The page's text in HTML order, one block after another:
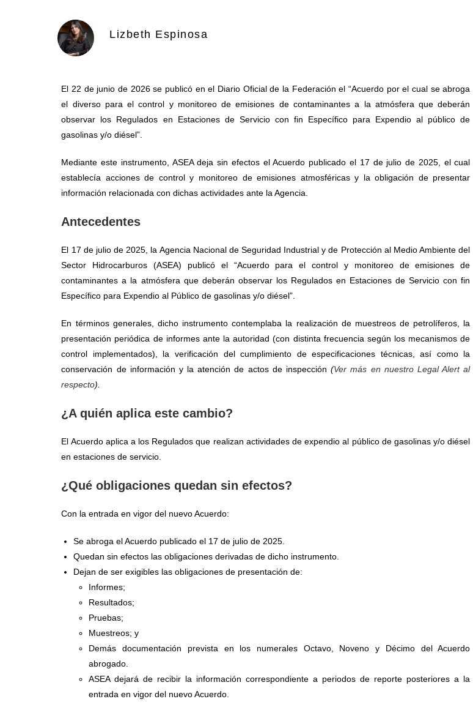
Lizbeth Espinosa
El 22 de junio de 2026 se publicó en el Diario Oficial de la Federación el “Acuerdo por el cual se abroga
el diverso para el control y monitoreo de emisiones de contaminantes a la atmósfera que deberán
observar los Regulados en Estaciones de Servicio con fin Específico para Expendio al público de
gasolinas y/o diésel”.
Mediante este instrumento, ASEA deja sin efectos el Acuerdo publicado el 17 de julio de 2025, el cual
establecía acciones de control y monitoreo de emisiones atmosféricas y la obligación de presentar
información relacionada con dichas actividades ante la Agencia.
Antecedentes
El 17 de julio de 2025, la Agencia Nacional de Seguridad Industrial y de Protección al Medio Ambiente del
Sector Hidrocarburos (ASEA) publicó el “Acuerdo para el control y monitoreo de emisiones de
contaminantes a la atmósfera que deberán observar los Regulados en Estaciones de Servicio con fin
Específico para Expendio al Público de gasolinas y/o diésel”.
En términos generales, dicho instrumento contemplaba la realización de muestreos de petrolíferos, la
presentación periódica de informes ante la autoridad (con distinta frecuencia según los mecanismos de
control implementados), la verificación del cumplimiento de especificaciones técnicas, así como la
conservación de información y la atención de actos de inspección(Ver más en nuestro Legal Alert al
respecto).
¿A quién aplica este cambio?
El Acuerdo aplica a los Regulados que realizan actividades de expendio al público de gasolinas y/o diésel
en estaciones de servicio.
¿Qué obligaciones quedan sin efectos?
Con la entrada en vigor del nuevo Acuerdo:
Se abroga el Acuerdo publicado el 17 de julio de 2025.
Quedan sin efectos las obligaciones derivadas de dicho instrumento.
Dejan de ser exigibles las obligaciones de presentación de:
Informes;
Resultados;
Pruebas;
Muestreos; y
Demás documentación prevista en los numerales Octavo, Noveno y Décimo del Acuerdo
abrogado.
ASEA dejará de recibir la información correspondiente a periodos de reporte posteriores a la
entrada en vigor del nuevo Acuerdo.